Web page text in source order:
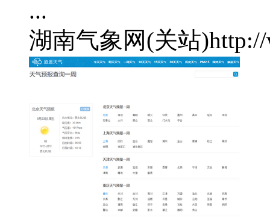
...
湖南气象网(关站)